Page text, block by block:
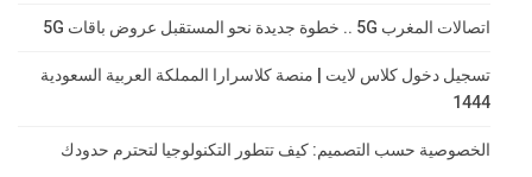
اتصالات المغرب 5G .. خطوة جديدة نحو المستقبل عروض باقات 5G
تسجيل دخول كلاس لايت | منصة كلاسرارا المملكة العربية السعودية
1444
الخصوصية حسب التصميم: كيف تتطور التكنولوجيا لتحترم حدودك